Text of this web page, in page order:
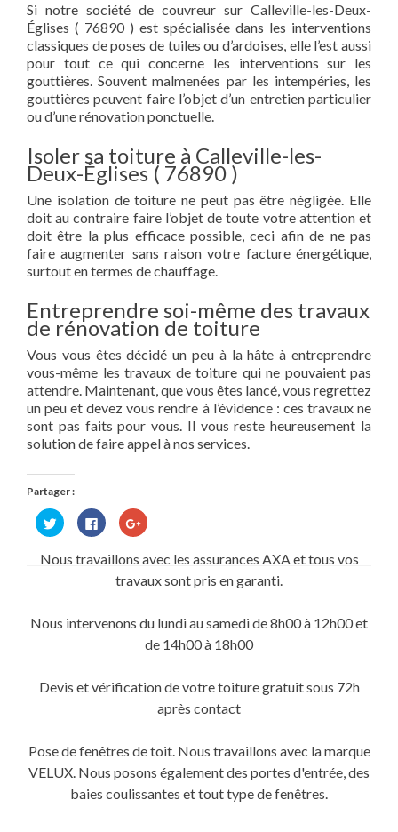
Si notre société de couvreur sur Calleville-les-Deux-
Églises ( 76890 ) est spécialisée dans les interventions
classiques de poses de tuiles ou d’ardoises, elle l’est aussi
pour tout ce qui concerne les interventions sur les
gouttières. Souvent malmenées par les intempéries, les
gouttières peuvent faire l’objet d’un entretien particulier
ou d’une rénovation ponctuelle.
Isoler sa toiture à Calleville-les-
Deux-Églises ( 76890 )
Une isolation de toiture ne peut pas être négligée. Elle
doit au contraire faire l’objet de toute votre attention et
doit être la plus efficace possible, ceci afin de ne pas
faire augmenter sans raison votre facture énergétique,
surtout en termes de chauffage.
Entreprendre soi-même des travaux
de rénovation de toiture
Vous vous êtes décidé un peu à la hâte à entreprendre
vous-même les travaux de toiture qui ne pouvaient pas
attendre. Maintenant, que vous êtes lancé, vous regrettez
un peu et devez vous rendre à l’évidence : ces travaux ne
sont pas faits pour vous. Il vous reste heureusement la
solution de faire appel à nos services.
Partager :
Cliquez
pour
partager
Twitter(ouvre
Cliquez
pour
partager
sur
Facebook(ouvre
dans
une
Cliquez
pour
Google+
dans
fenêtre)
Nous travaillons avec les assurances AXA et tous vos
travaux sont pris en garanti.
Nous intervenons du lundi au samedi de 8h00 à 12h00 et
de 14h00 à 18h00
Devis et vérification de votre toiture gratuit sous 72h
après contact
Pose de fenêtres de toit. Nous travaillons avec la marque
VELUX. Nous posons également des portes d'entrée, des
baies coulissantes et tout type de fenêtres.